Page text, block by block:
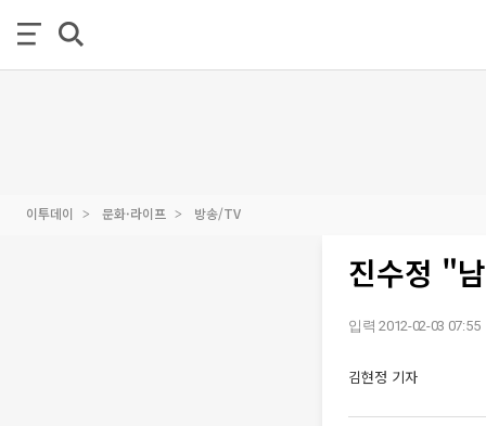
이투데이 문화·라이프 방송/TV
진수정 "
입력 2012-02-03 07:55
김현정 기자